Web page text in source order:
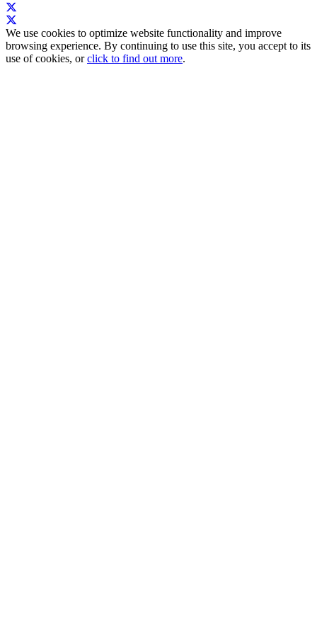
We use cookies to optimize website functionality and improve
browsing experience. By continuing to use this site, you accept to its
use of cookies, orclick to find out more.